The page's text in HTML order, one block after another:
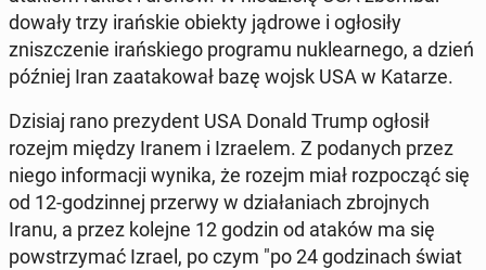
dowały trzy irańskie obiekty jądrowe i ogłosiły
zniszcze­nie irańskiego pro­gra­mu nuk­learnego, a dzień
później Iran za­atakował bazę wojsk USA w Katarze.
Dzisiaj rano prezy­dent USA Donald Trump ogłosił
rozejm między Iranem i Izraelem. Z po­danych przez
niego in­for­ma­cji wynika, że rozejm miał rozpocząć się
od 12-godzin­nej przerwy w dzi­ała­ni­ach zbro­jnych
Iranu, a przez kolejne 12 godzin od ataków ma się
pow­strzy­mać Izrael, po czym "po 24 godz­i­nach świat